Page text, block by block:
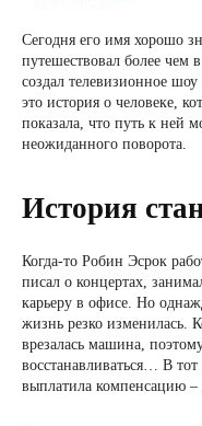
Сегодня его имя хорошо
путешествовал более чем
создал телевизионное
это история о человеке,
показала, что путь к ней
неожиданного поворота.
История
Когда-то Робин Эсрок
писал о концертах,
карьеру в офисе. Но
жизнь резко изменилась.
врезалась машина,
восстанавливаться… В
выплатила компенсацию –